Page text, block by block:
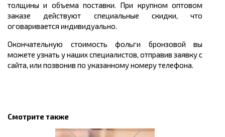
толщины и объема поставки. При крупном оптовом
заказе действуют специальные скидки, что
оговаривается индивидуально.
Окончательную стоимость фольги бронзовой вы
можете узнать у наших специалистов, отправив заявку с
сайта, или позвонив по указанному номеру телефона.
Смотрите также